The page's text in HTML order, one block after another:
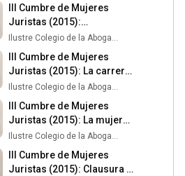
III Cumbre de Mujeres
Juristas (2015):
Inauguración y bienvenida
Ilustre Colegio de la Abogacía de Madrid
III Cumbre de Mujeres
Juristas (2015): La carrera
profesional de la mujer en
Ilustre Colegio de la Abogacía de Madrid
III Cumbre de Mujeres
Juristas (2015): La mujer
jurista en puestos de
Ilustre Colegio de la Abogacía de Madrid
III Cumbre de Mujeres
Juristas (2015): Clausura y